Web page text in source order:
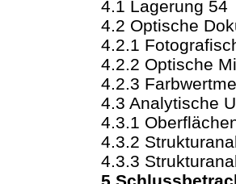
4.1 Lagerung 54
4.2 Optische
4.2.1
4.2.2 Optische
4.2.3
4.3 Analytische
4.3.1
4.3.2
4.3.3
5